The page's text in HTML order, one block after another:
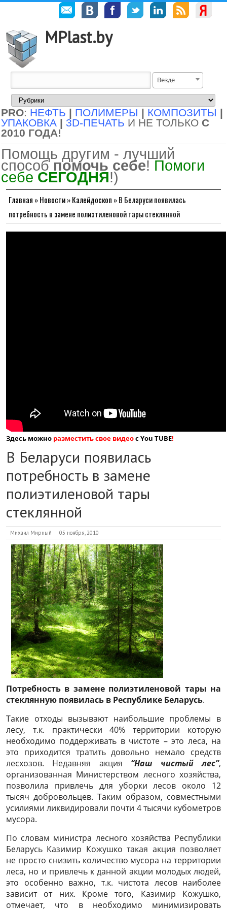
MPlast.by
Везде
PRO: НЕФТЬ | ПОЛИМЕРЫ | КОМПОЗИТЫ |
УПАКОВКА | 3D-ПЕЧАТЬ И НЕ ТОЛЬКО С
2010 ГОДА!
Помощь другим - лучший
способ помочь себе! Помоги
себе СЕГОДНЯ!)
Главная »Новости»Калейдоскоп »В Беларуси появилась
потребность в замене полиэтиленовой тары стеклянной
Здесь можно разместить свое видеос You TUBE!
В Беларуси появилась
потребность в замене
полиэтиленовой тары
стеклянной
Михаил Мирный 05 ноября, 2010
Потребность в замене полиэтиленовой тары на
стеклянную появилась в Республике Беларусь.
Такие отходы вызывают наибольшие проблемы в
лесу, т.к. практически 40% территории которую
необходимо поддерживать в чистоте – это леса, на
это приходится тратить довольно немало средств
лесхозов. Недавняя акция “Наш чистый лес”,
организованная Министерством лесного хозяйства,
позволила привлечь для уборки лесов около 12
тысяч добровольцев. Таким образом, совместными
усилиями ликвидировали почти 4 тысячи кубометров
мусора.
По словам министра лесного хозяйства Республики
Беларусь Казимир Кожушко такая акция позволяет
не просто снизить количество мусора на территории
леса, но и привлечь к данной акции молодых людей,
это особенно важно, т.к. чистота лесов наиболее
зависит от них. Кроме того, Казимир Кожушко,
отмечает, что в необходимо минимизировать